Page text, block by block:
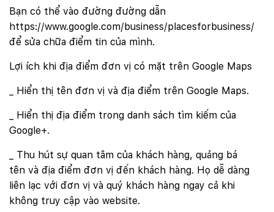
Bạn có thể vào đường đường dẫn
https://www.google.com/business/placesforbusiness/
để sửa chữa điểm tin của mình.
Lợi ích khi địa điểm đơn vị có mặt trên Google Maps
_ Hiển thị tên đơn vị và địa điểm trên Google Maps.
_ Hiển thị địa điểm trong danh sách tìm kiếm của
Google+.
_ Thu hút sự quan tâm của khách hàng, quảng bá
tên và địa điểm đơn vị đến khách hàng. Họ dễ dàng
liên lạc với đơn vị và quý khách hàng ngay cả khi
không truy cập vào website.